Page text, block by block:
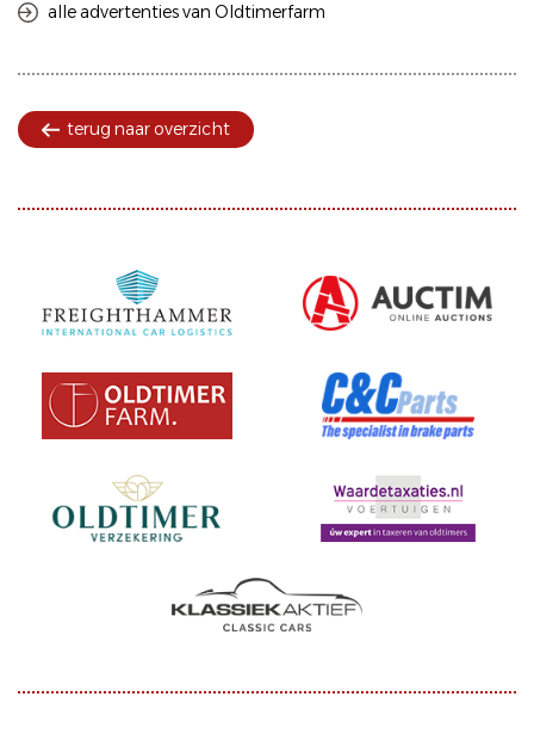
alle advertenties van Oldtimerfarm
terug naar overzicht